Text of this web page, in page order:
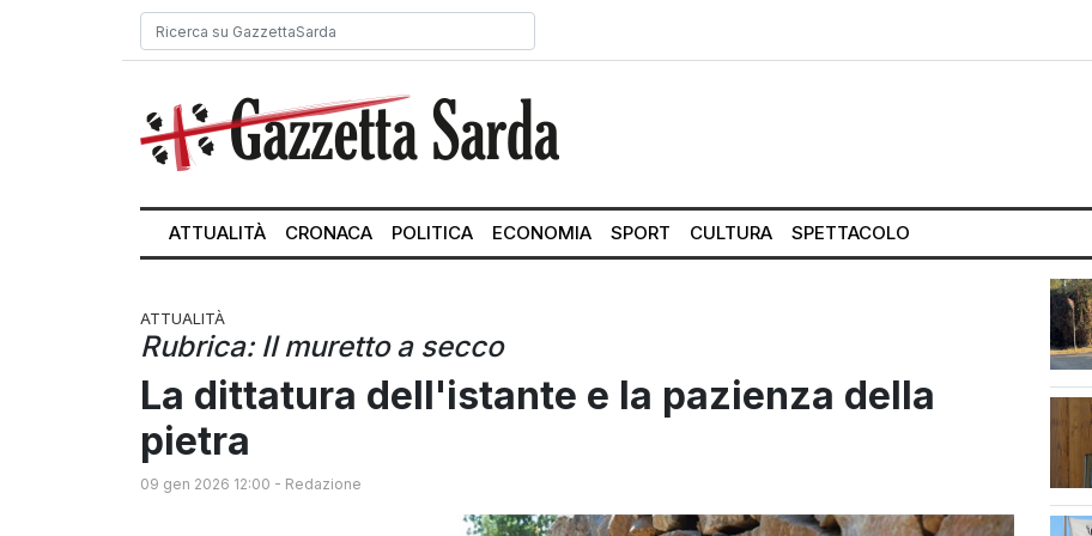
ATTUALITÀ CRONACA POLITICA ECONOMIA SPORT CULTURA SPETTACOLO
ATTUALITÀ
Rubrica: Il muretto a secco
La dittatura dell'istante e la pazienza della
pietra
09 gen 2026 12:00 - Redazione